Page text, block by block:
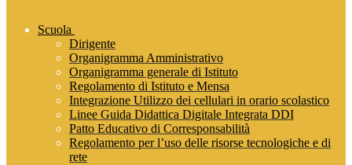
Scuola
Dirigente
Organigramma Amministrativo
Organigramma generale di Istituto
Regolamento di Istituto e Mensa
Integrazione Utilizzo dei cellulari in orario scolastico
Linee Guida Didattica Digitale Integrata DDI
Patto Educativo di Corresponsabilità
Regolamento per l’uso delle risorse tecnologiche e di
rete